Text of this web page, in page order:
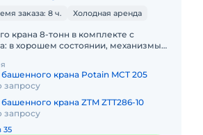
заказа: 8 ч. Холодная аренда
крана 8-тонн в комплекте с
в хорошем состоянии, механизмы
в своём класс
крана Potain MCT 205
запросу
крана ZTM ZTT286-10
запросу
35